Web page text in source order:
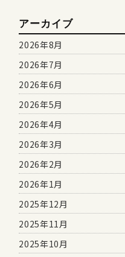
アーカイブ
2026年8月
2026年7月
2026年6月
2026年5月
2026年4月
2026年3月
2026年2月
2026年1月
2025年12月
2025年11月
2025年10月